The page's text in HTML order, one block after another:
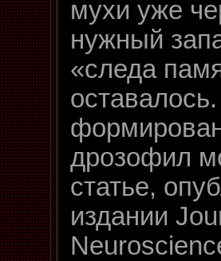
мухи уже
нужный
«следа
дрозофил
статье,
издании